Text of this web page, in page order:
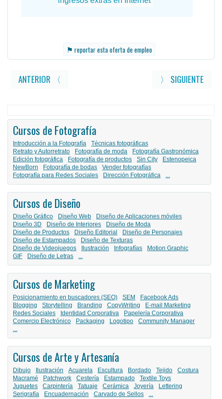
⚑ reportar esta oferta de empleo
ANTERIOR 〈 〉 SIGUIENTE
Cursos de Fotografía
Introducción a la Fotografía
Técnicas fotográficas
Retrato y Autorretrato
Fotografía de moda
Fotografía Gastronómica
Edición fotográfica
Fotografía de productos Sin City
Estenopeica
NewBorn
Fotografía de bodas
Vender fotografías
Fotografía para Redes Sociales
Dirección Fotográfica ...
Cursos de Diseño
Diseño Gráfico Diseño Web
Diseño de Aplicaciones móviles
Diseño 3D
Diseño de Interiores
Diseño de Moda
Diseño de Productos
Diseño Editorial
Diseño de Personajes
Diseño de Estampados
Diseño de Texturas
Diseño de Videojuegos
Ilustración Infografías
Motion Graphic
GIF
Diseño de Letras ...
Cursos de Marketing
Posicionamiento en buscadores (SEO) SEM
Facebook Ads
Blogging
Storytelling Branding CopyWriting
E-mail Marketing
Redes Sociales
Identidad Corporativa
Papelería Corporativa
Comercio Electrónico
Packaging Logotipo
Community Manager
...
Cursos de Arte y Artesanía
Dibujo Ilustración Acuarela Escultura Bordado Tejido
Costura
Macramé
Patchwork Cestería Estampado
Textile Toys
Juguetes
Carpintería Tatuaje Cerámica Joyería
Lettering
Serigrafía
Encuadernación Carvado de Sellos ...